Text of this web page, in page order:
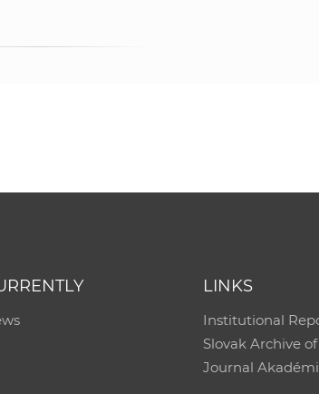
LINKS
Institutional
Slovak Archive
Journal